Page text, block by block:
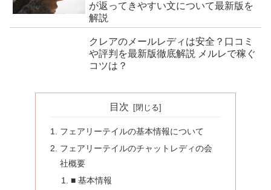
が返ってきやすい文について最新版を
解説
クレアのメールレディは安全？口コミ
や評判を最新版徹底解説 メルレで稼ぐ
コツは？
目次
フェアリーテイルの基本情報について
フェアリーテイルのチャットレディの会
社概要
■ 基本情報